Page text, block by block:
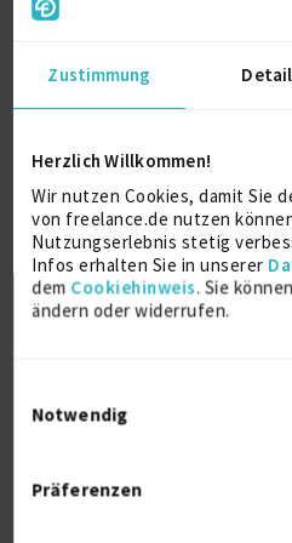
Zustimmung
Herzlich Willkommen!
Wir nutzen Cookies, damit Sie
von freelance.de nutzen
Nutzungserlebnis stetig
Infos erhalten Sie in unserer
dem Cookiehinweis. Sie
ändern oder widerrufen.
Notwendig
Präferenzen
TDS Fujitsu AG
2009
Olsten Management
1998
Speditionskaufmann
Ausbildung